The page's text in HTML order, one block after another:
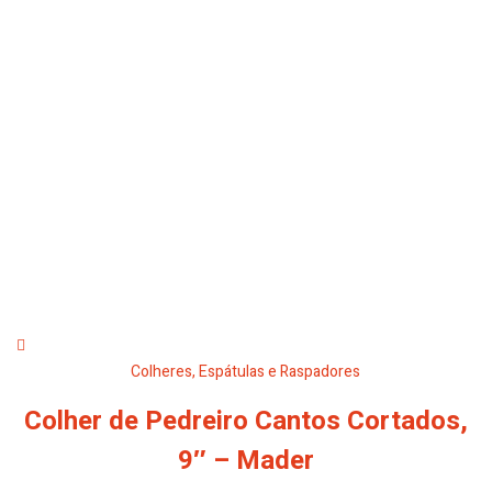
Colheres, Espátulas e Raspadores
Colher de Pedreiro Cantos Cortados,
9″ – Mader